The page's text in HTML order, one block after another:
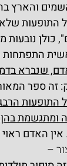
והארץ
כולן
התפתחות
שנברא
זה ספר
התופעות
בהן;
האדם
–